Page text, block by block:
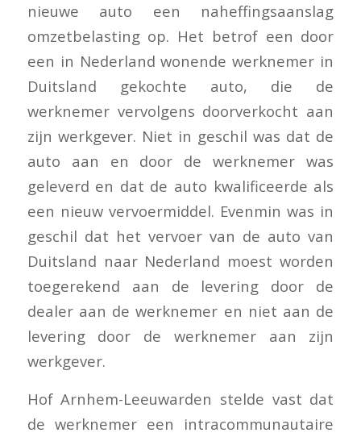
nieuwe auto een naheffingsaanslag
omzetbelasting op. Het betrof een door
een in Nederland wonende werknemer in
Duitsland gekochte auto, die de
werknemer vervolgens doorverkocht aan
zijn werkgever. Niet in geschil was dat de
auto aan en door de werknemer was
geleverd en dat de auto kwalificeerde als
een nieuw vervoermiddel. Evenmin was in
geschil dat het vervoer van de auto van
Duitsland naar Nederland moest worden
toegerekend aan de levering door de
dealer aan de werknemer en niet aan de
levering door de werknemer aan zijn
werkgever.
Hof Arnhem-Leeuwarden stelde vast dat
de werknemer een intracommunautaire